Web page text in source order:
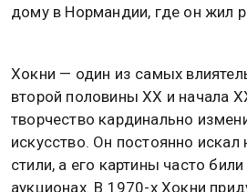
дому в Нормандии, где он жил
Хокни — один из самых
второй половины XX и начала
творчество кардинально
искусство. Он постоянно искал
стили, а его картины часто
аукционах. В 1970-х Хокни